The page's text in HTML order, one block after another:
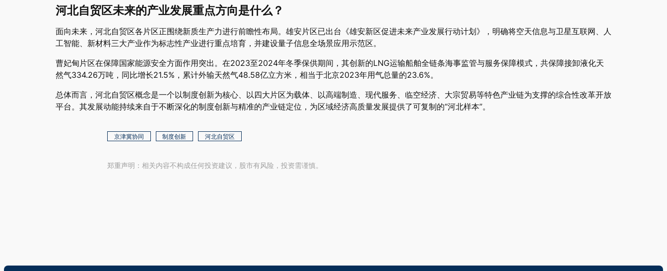
河北自贸区未来的产业发展重点方向是什么？
面向未来，河北自贸区各片区正围绕新质生产力进行前瞻性布局。雄安片区已出台《雄安新区促进未来产业发展行动计划》，明确将空天信息与卫星互联网、人
工智能、新材料三大产业作为标志性产业进行重点培育，并建设量子信息全场景应用示范区。
曹妃甸片区在保障国家能源安全方面作用突出。在2023至2024年冬季保供期间，其创新的LNG运输船舶全链条海事监管与服务保障模式，共保障接卸液化天
然气334.26万吨，同比增长21.5%，累计外输天然气48.58亿立方米，相当于北京2023年用气总量的23.6%。
总体而言，河北自贸区概念是一个以制度创新为核心、以四大片区为载体、以高端制造、现代服务、临空经济、大宗贸易等特色产业链为支撑的综合性改革开放
平台。其发展动能持续来自于不断深化的制度创新与精准的产业链定位，为区域经济高质量发展提供了可复制的“河北样本”。
京津冀协同 制度创新 河北自贸区
郑重声明：相关内容不构成任何投资建议，股市有风险，投资需谨慎。